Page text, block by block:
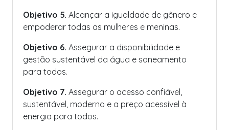
Objetivo 5. Alcançar a igualdade de gênero e
empoderar todas as mulheres e meninas.
Objetivo 6. Assegurar a disponibilidade e
gestão sustentável da água e saneamento
para todos.
Objetivo 7. Assegurar o acesso confiável,
sustentável, moderno e a preço acessível à
energia para todos.